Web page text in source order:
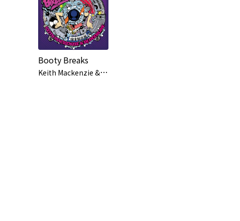
Booty Breaks
K
eith Mackenzie & DJ Deekline